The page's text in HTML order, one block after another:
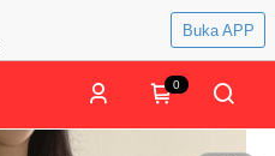
Buka APP
0